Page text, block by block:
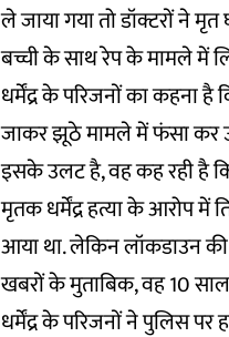
ले जाया गया तो डॉक्टरों ने
बच्ची के साथ रेप के मामले में
धर्मेंद्र के परिजनों का कहना
जाकर झूठे मामले में फंसा कर
इसके उलट है, वह कह रही है
मृतक धर्मेंद्र हत्या के आरोप में
आया था. लेकिन लॉकडाउन
खबरों के मुताबिक, वह 10
धर्मेंद्र के परिजनों ने पुलिस पर